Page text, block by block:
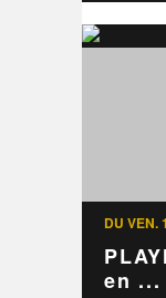
DU VEN.
en ...